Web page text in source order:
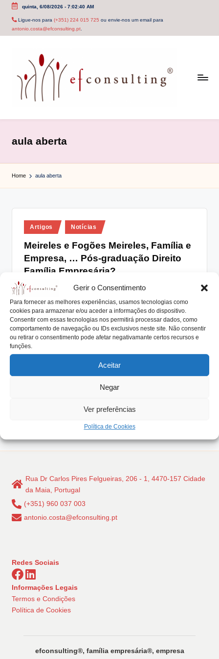
Gerir o Consentimento
Para fornecer as melhores experiências, usamos tecnologias como
cookies para armazenar e/ou aceder a informações do dispositivo.
Consentir com essas tecnologias nos permitirá processar dados, como
comportamento de navegação ou IDs exclusivos neste site. Não consentir
ou retirar o consentimento pode afetar negativamante certos recursos e
funções.
Aceitar
Negar
Ver preferências
Política de Cookies
Skip
quinta, 6/08/2026- 7:02:40 AM
Ligue-nos para (+351) 224 015 725 ou envie-nos um email para
antonio.costa@efconsulting.pt.
c
o
n
u
.
p
t
aula aberta
Home aula aberta
Posted
in
Artigos Notícias
Meireles e Fogões Meireles, Família e
Empresa, … Pós-graduação Direito
Família Empresária?
Posted
by
António Nogueira da Costa Junho 24, 2022
Família e Empresa, Trabalho e Salário, Empreender e
Inovar ..., e muitas outras palavras podem…
Read More
Rua Dr Carlos Pires Felgueiras, 206 - 1, 4470-157 Cidade
da Maia, Portugal
(+351) 960 037 003
antonio.costa@efconsulting.pt
Redes Sociais
Informações Legais
Termos e Condições
Política de Cookies
efconsulting®️, família empresária®️, empresa